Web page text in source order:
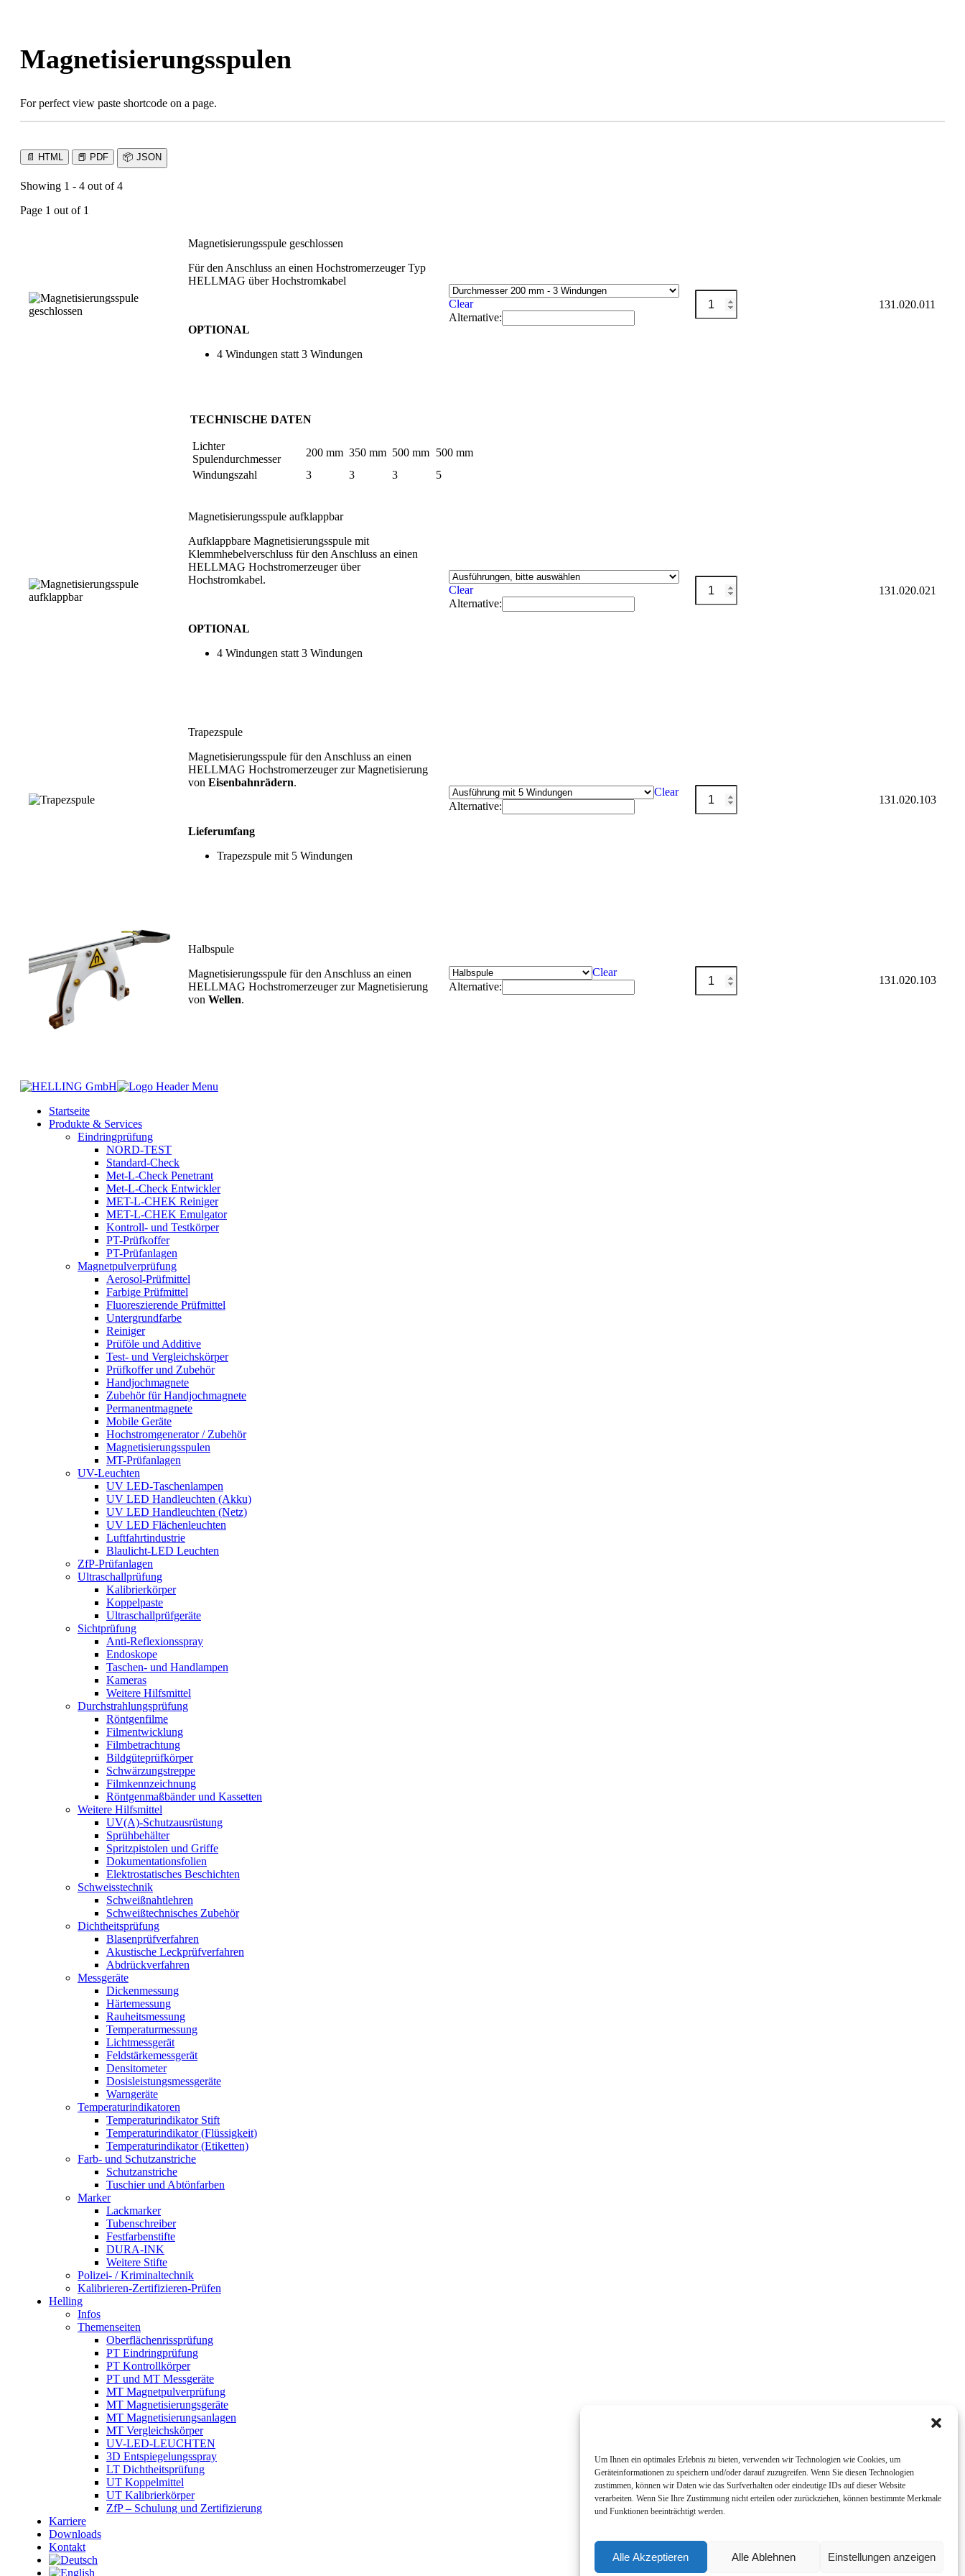
Um Ihnen ein optimales Erlebnis zu bieten, verwenden wir Technologien wie Cookies, um
Geräteinformationen zu speichern und/oder darauf zuzugreifen. Wenn Sie diesen Technologien
zustimmen, können wir Daten wie das Surfverhalten oder eindeutige IDs auf dieser Website
verarbeiten. Wenn Sie Ihre Zustimmung nicht erteilen oder zurückziehen, können bestimmte Merkmale
und Funktionen beeinträchtigt werden.
Alle Akzeptieren Alle Ablehnen Einstellungen anzeigen
Magnetisierungs­spulen
For perfect view paste shortcode on a page.
📄 HTML 📕 PDF 📦 JSON
Showing 1 - 4 out of 4
Page 1 out of 1
Magnetisierungsspule geschlossen
Für den Anschluss an einen Hochstromerzeuger Typ
HELLMAG über Hochstromkabel
OPTIONAL
4 Windungen statt 3 Windungen
Clear
Alternative:
Magnetisierungsspule
geschlossen
Menge
131.020.011
TECHNISCHE DATEN
Lichter
Spulendurchmesser
200 mm 350 mm 500 mm 500 mm
Windungszahl
3 3 3 5
Magnetisierungsspule aufklappbar
Aufklappbare Magnetisierungsspule mit
Klemmhebelverschluss für den Anschluss an einen
HELLMAG Hochstromerzeuger über
Hochstromkabel.
OPTIONAL
4 Windungen statt 3 Windungen
Clear
Alternative:
Magnetisierungsspule
aufklappbar
Menge
131.020.021
Trapezspule
Magnetisierungsspule für den Anschluss an einen
HELLMAG Hochstromerzeuger zur Magnetisierung
von Eisenbahnrädern.
Lieferumfang
Trapezspule mit 5 Windungen
Clear
Alternative:
Trapezspule
Menge
131.020.103
Halbspule
Magnetisierungsspule für den Anschluss an einen
HELLMAG Hochstromerzeuger zur Magnetisierung
von Wellen.
Clear
Alternative:
Halbspule
Menge
131.020.103
Startseite
Produkte & Services
Eindringprüfung
NORD-TEST
Standard-Check
Met-L-Check Penetrant
Met-L-Check Entwickler
MET-L-CHEK Reiniger
MET-L-CHEK Emulgator
Kontroll- und Testkörper
PT-Prüfkoffer
PT-Prüfanlagen
Magnetpulverprüfung
Aerosol-Prüfmittel
Farbige Prüfmittel
Fluoreszierende Prüfmittel
Untergrundfarbe
Reiniger
Prüföle und Additive
Test- und Vergleichskörper
Prüfkoffer und Zubehör
Handjochmagnete
Zubehör für Handjochmagnete
Permanentmagnete
Mobile Geräte
Hochstrom­generator / Zubehör
Magnetisierungs­spulen
MT-Prüfanlagen
UV-Leuchten
UV LED-Taschenlampen
UV LED Handleuchten (Akku)
UV LED Handleuchten (Netz)
UV LED Flächenleuchten
Luftfahrt­industrie
Blaulicht-LED Leuchten
ZfP-Prüfanlagen
Ultraschallprüfung
Kalibrierkörper
Koppelpaste
Ultraschallprüfgeräte
Sichtprüfung
Anti-Reflexionsspray
Endoskope
Taschen- und Handlampen
Kameras
Weitere Hilfsmittel
Durchstrahlungsprüfung
Röntgenfilme
Filmentwicklung
Filmbetrachtung
Bildgüteprüfkörper
Schwärzungstreppe
Filmkennzeichnung
Röntgenmaßbänder und Kassetten
Weitere Hilfsmittel
UV(A)-Schutzausrüstung
Sprühbehälter
Spritzpistolen und Griffe
Dokumentationsfolien
Elektrostatisches Beschichten
Schweisstechnik
Schweißnahtlehren
Schweißtechnisches Zubehör
Dichtheitsprüfung
Blasenprüf­verfahren
Akustische Leckprüfverfahren
Abdrückverfahren
Messgeräte
Dickenmessung
Härtemessung
Rauheitsmessung
Temperaturmessung
Lichtmessgerät
Feldstärkemessgerät
Densitometer
Dosisleistungsmessgeräte
Warngeräte
Temperaturindikatoren
Temperaturindikator Stift
Temperaturindikator (Flüssigkeit)
Temperaturindikator (Etiketten)
Farb- und Schutzanstriche
Schutzanstriche
Tuschier und Abtönfarben
Marker
Lackmarker
Tubenschreiber
Festfarbenstifte
DURA-INK
Weitere Stifte
Polizei- / Kriminaltechnik
Kalibrieren-Zertifizieren-Prüfen
Helling
Infos
Themenseiten
Oberflächen­rissprüfung
PT Eindringprüfung
PT Kontrollkörper
PT und MT Messgeräte
MT Magnetpulverprüfung
MT Magnetisierungsgeräte
MT Magnetisierungsanlagen
MT Vergleichskörper
UV-LED-LEUCHTEN
3D Entspiegelungsspray
LT Dichtheitsprüfung
UT Koppelmittel
UT Kalibrierkörper
ZfP – Schulung und Zertifizierung
Karriere
Downloads
Kontakt